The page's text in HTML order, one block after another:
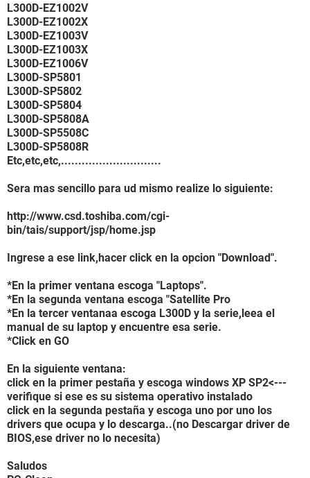
Dispositivos de entrada:
Teclado Teclado estándar de 101/102 teclas o Microsoft
Natural PS/2 Keyboard
Ratón Mouse compatible PS/2
Red:
Dirección IP principal 10.245.204.96
Dirección MAC principal 00-00-00-00-00-00
Tarjeta de Red WAN (PPP/SLIP) Interface (10.245.204.96)
Modem Modem Interface
Dispositivos:
Controlador USB1 ATI SB600 - USB Controller
Controlador USB1 ATI SB600 - USB Controller
Controlador USB1 ATI SB600 - USB Controller
Dispositivos USB Application1 interface (COM3)
Dispositivos USB Dispositivo compuesto USB
Dispositivos USB Dispositivo compuesto USB
Dispositivos USB Dispositivo de almacenamiento masivo
USB
Dispositivos USB Dispositivo de almacenamiento masivo
Dispositivos USB Dispositivo de vídeo USB
Dispositivos USB Modem Interface
Batería Adaptador de CA de Microsoft
Batería Batería con método de control compatible con ACPI
de Microsoft
DMI Distribuidor de la BIOS Insyde Corp.
L300D-EZ1002V
L300D-EZ1002X
L300D-EZ1003V
L300D-EZ1003X
L300D-EZ1006V
L300D-SP5801
L300D-SP5802
L300D-SP5804
L300D-SP5808A
L300D-SP5508C
L300D-SP5808R
Etc,etc,etc,.............................
Sera mas sencillo para ud mismo realize lo siguiente:
http://www.csd.toshiba.com/cgi-
bin/tais/support/jsp/home.jsp
Ingrese a ese link,hacer click en la opcion "Download".
*En la primer ventana escoga "Laptops".
*En la segunda ventana escoga "Satellite Pro
*En la tercer ventanaa escoga L300D y la serie,leea el
manual de su laptop y encuentre esa serie.
*Click en GO
En la siguiente ventana:
click en la primer pestaña y escoga windows XP SP2<---
verifique si ese es su sistema operativo instalado
click en la segunda pestaña y escoga uno por uno los
drivers que ocupa y lo descarga..(no Descargar driver de
BIOS,ese driver no lo necesita)
Saludos